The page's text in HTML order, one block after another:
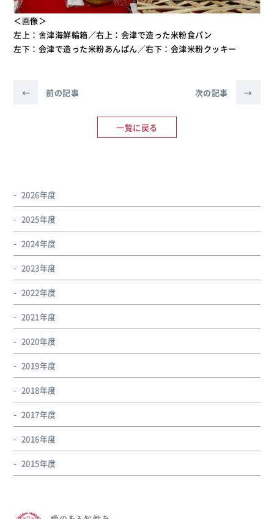
＜画像＞
左上：會津海鮮輪箱／右上：会津で造った米粉食パン
左下：会津で造った米粉あんぱん／右下：会津米粉クッキー
← 前の記事
一覧に戻る
次の記事 →
2026年度
2025年度
2024年度
2023年度
2022年度
2021年度
2020年度
2019年度
2018年度
2017年度
2016年度
2015年度